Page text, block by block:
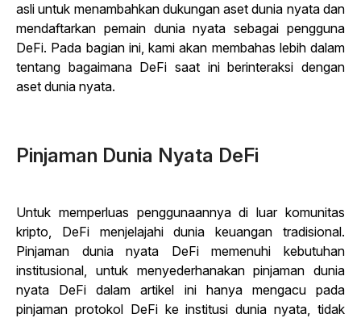
asli untuk menambahkan dukungan aset dunia nyata dan
mendaftarkan pemain dunia nyata sebagai pengguna
DeFi. Pada bagian ini, kami akan membahas lebih dalam
tentang bagaimana DeFi saat ini berinteraksi dengan
aset dunia nyata.
Pinjaman Dunia Nyata DeFi
Untuk memperluas penggunaannya di luar komunitas
kripto, DeFi menjelajahi dunia keuangan tradisional.
Pinjaman dunia nyata DeFi memenuhi kebutuhan
institusional, untuk menyederhanakan pinjaman dunia
nyata DeFi dalam artikel ini hanya mengacu pada
pinjaman protokol DeFi ke institusi dunia nyata, tidak